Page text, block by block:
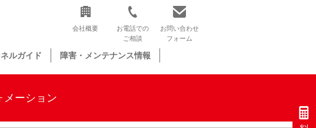
会社概要
お電話での
ご相談
お問い合わせ
フォーム
ルガイド 障害・メンテナンス情報
メーション